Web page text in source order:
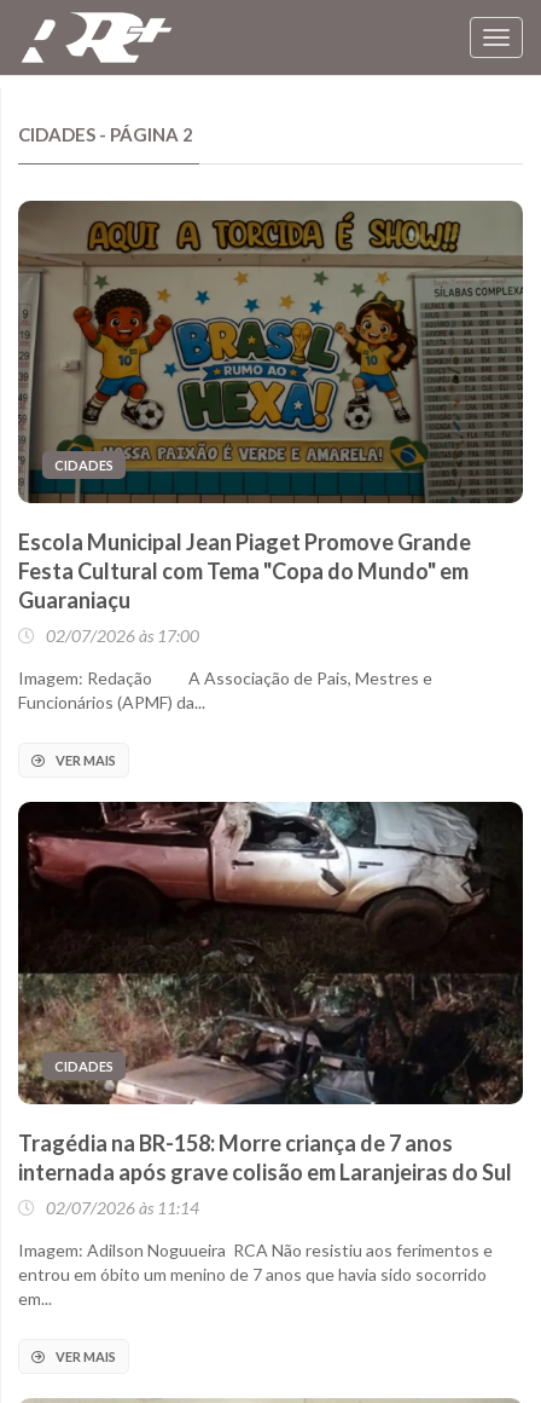
CIDADES - PÁGINA 2
CIDADES
Escola Municipal Jean Piaget Promove Grande
Festa Cultural com Tema "Copa do Mundo" em
Guaraniaçu
02/07/2026 às 17:00
Imagem: Redação A Associação de Pais, Mestres e
Funcionários (APMF) da...
VER MAIS
CIDADES
Tragédia na BR-158: Morre criança de 7 anos
internada após grave colisão em Laranjeiras do Sul
02/07/2026 às 11:14
Imagem: Adilson Noguueira RCA Não resistiu aos ferimentos e
entrou em óbito um menino de 7 anos que havia sido socorrido
em...
VER MAIS